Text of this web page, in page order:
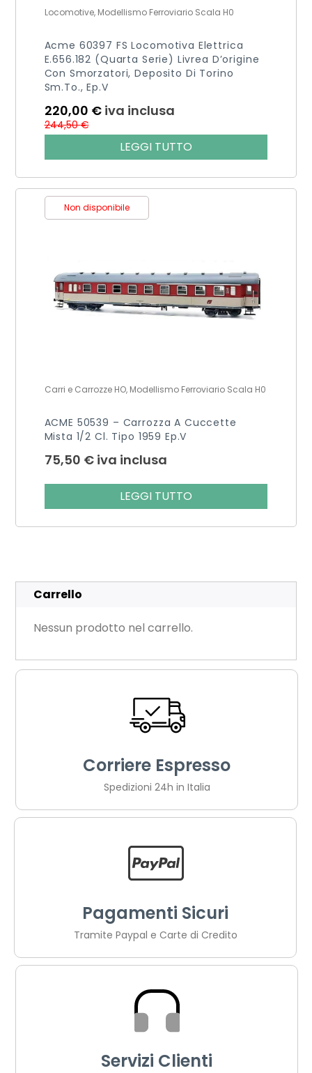
Locomotive, Modellismo Ferroviario Scala H0
Acme 60397 FS Locomotiva Elettrica
E.656.182 (quarta Serie) Livrea D’origine
Con Smorzatori, Deposito Di Torino
Sm.to., Ep.V
244,50€
220,00 € iva inclusa
LEGGI TUTTO
Non disponibile
Carri e Carrozze HO, Modellismo Ferroviario Scala H0
ACME 50539 – Carrozza A Cuccette
Mista 1/2 Cl. Tipo 1959 Ep.V
75,50 € iva inclusa
LEGGI TUTTO
Carrello
Nessun prodotto nel carrello.
Corriere Espresso
Spedizioni 24h in Italia
Pagamenti Sicuri
Tramite Paypal e Carte di Credito
Servizi Clienti